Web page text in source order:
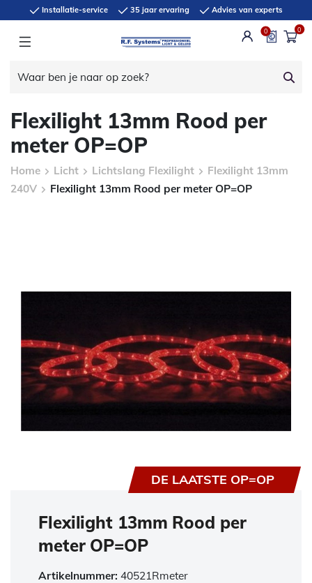
Installatie-service 35 jaar ervaring Advies van experts
0 0
Flexilight 13mm Rood per
meter OP=OP
Home Licht Lichtslang Flexilight
Flexilight 13mm
240V
Flexilight 13mm Rood per meter OP=OP
DE LAATSTE OP=OP
Flexilight 13mm Rood per
meter OP=OP
Artikelnummer: 40521Rmeter